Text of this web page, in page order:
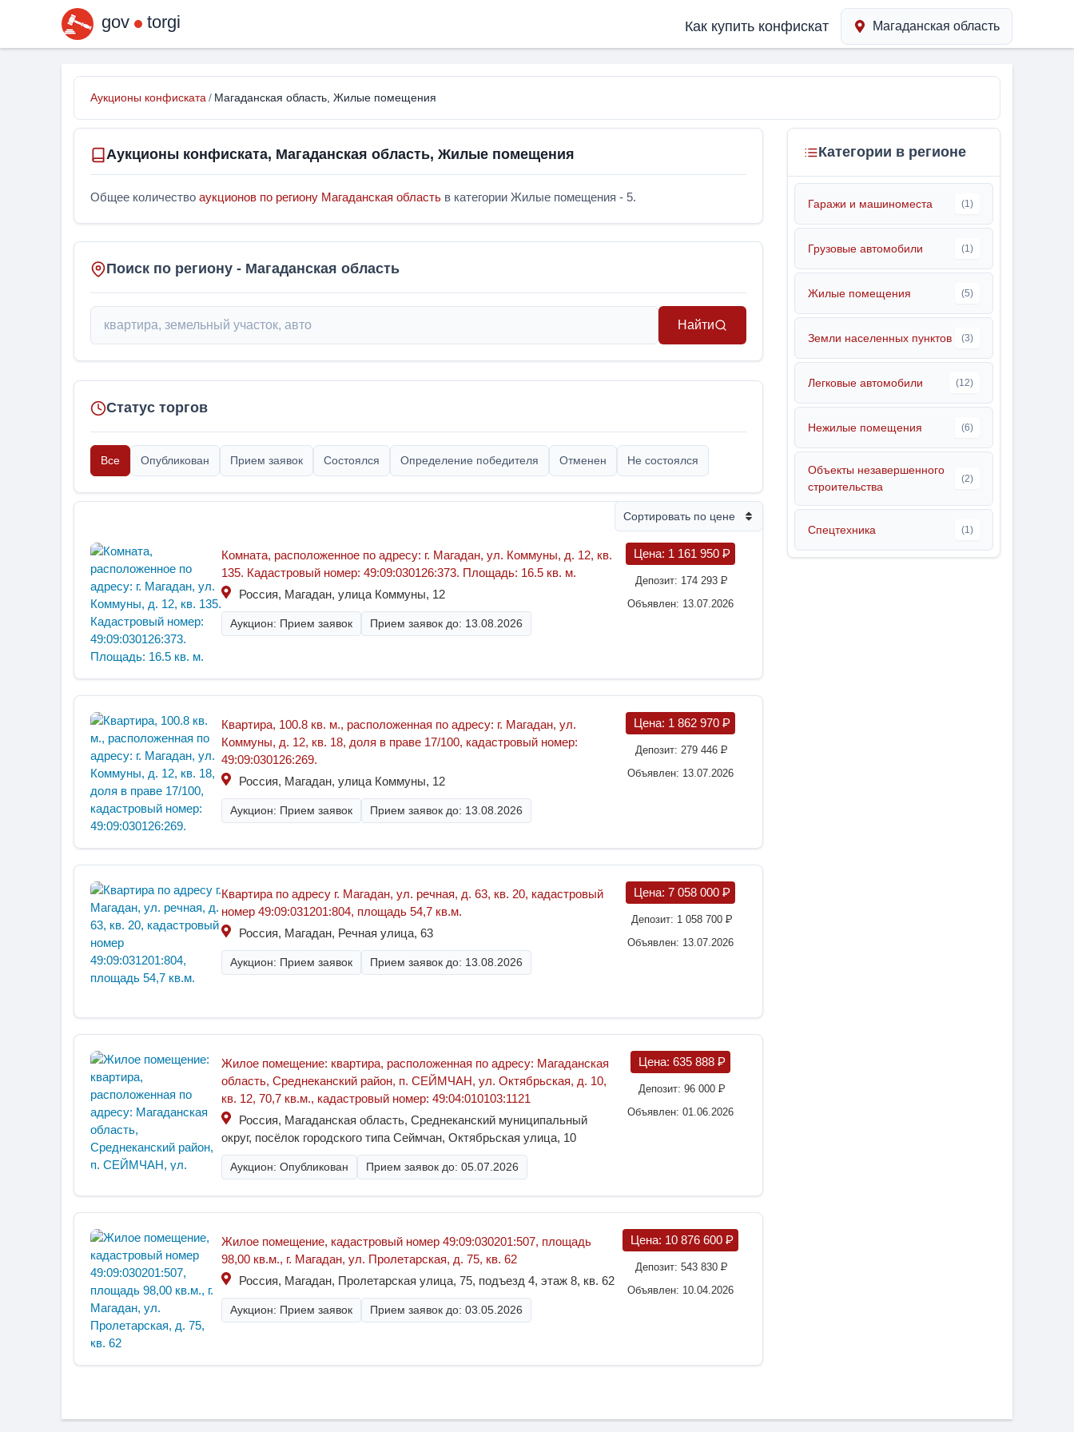
gov torgi Как купить конфискат Магаданская область
Аукционы конфиската / Магаданская область, Жилые помещения
Аукционы конфиската, Магаданская область, Жилые помещения
Общее количество аукционов по региону Магаданская область в категории Жилые помещения - 5.
Поиск по региону - Магаданская область
Найти
Статус торгов
Все Опубликован Прием заявок Состоялся Определение победителя Отменен Не состоялся
Сортировать по цене
Комната, расположенное по адресу: г. Магадан, ул. Коммуны, д. 12, кв.
135. Кадастровый номер: 49:09:030126:373. Площадь: 16.5 кв. м.
Россия, Магадан, улица Коммуны, 12
Аукцион: Прием заявок Прием заявок до: 13.08.2026
Цена: 1 161 950 P
Депозит: 174 293P
Объявлен: 13.07.2026
Квартира, 100.8 кв. м., расположенная по адресу: г. Магадан, ул.
Коммуны, д. 12, кв. 18, доля в праве 17/100, кадастровый номер:
49:09:030126:269.
Россия, Магадан, улица Коммуны, 12
Аукцион: Прием заявок Прием заявок до: 13.08.2026
Цена: 1 862 970 P
Депозит: 279 446P
Объявлен: 13.07.2026
Квартира по адресу г. Магадан, ул. речная, д. 63, кв. 20, кадастровый
номер 49:09:031201:804, площадь 54,7 кв.м.
Россия, Магадан, Речная улица, 63
Аукцион: Прием заявок Прием заявок до: 13.08.2026
Цена: 7 058 000 P
Депозит: 1 058 700 P
Объявлен: 13.07.2026
Жилое помещение: квартира, расположенная по адресу: Магаданская
область, Среднеканский район, п. СЕЙМЧАН, ул. Октябрьская, д. 10,
кв. 12, 70,7 кв.м., кадастровый номер: 49:04:010103:1121
Россия, Магаданская область, Среднеканский муниципальный
округ, посёлок городского типа Сеймчан, Октябрьская улица, 10
Аукцион: Опубликован Прием заявок до: 05.07.2026
Цена: 635 888 P
Депозит: 96 000 P
Объявлен: 01.06.2026
Жилое помещение, кадастровый номер 49:09:030201:507, площадь
98,00 кв.м., г. Магадан, ул. Пролетарская, д. 75, кв. 62
Россия, Магадан, Пролетарская улица, 75, подъезд 4, этаж 8, кв. 62
Аукцион: Прием заявок Прием заявок до: 03.05.2026
Цена: 10 876 600 P
Депозит: 543 830P
Объявлен: 10.04.2026
Категории в регионе
Гаражи и машиноместа (1)
Грузовые автомобили (1)
Жилые помещения (5)
Земли населенных пунктов (3)
Легковые автомобили (12)
Нежилые помещения (6)
Объекты незавершенного
строительства
(2)
Спецтехника (1)